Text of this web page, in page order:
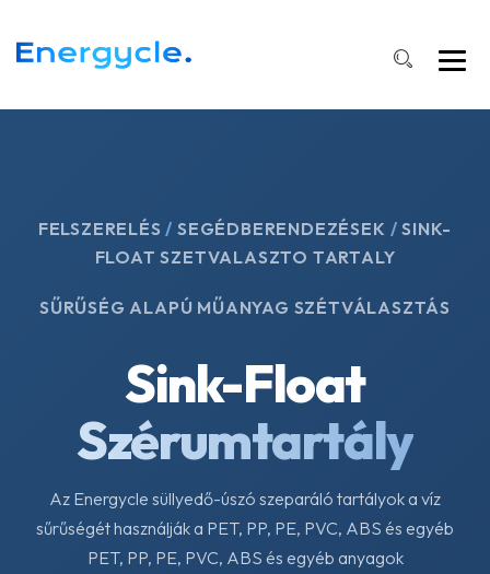
FELSZERELÉS / SEGÉDBERENDEZÉSEK / SINK-
FLOAT SZETVALASZTO TARTALY
SŰRŰSÉG ALAPÚ MŰANYAG SZÉTVÁLASZTÁS
Sink-Float
Szérumtartály
Az Energycle süllyedő-úszó szeparáló tartályok a víz
sűrűségét használják a PET, PP, PE, PVC, ABS és egyéb
PET, PP, PE, PVC, ABS és egyéb anyagok